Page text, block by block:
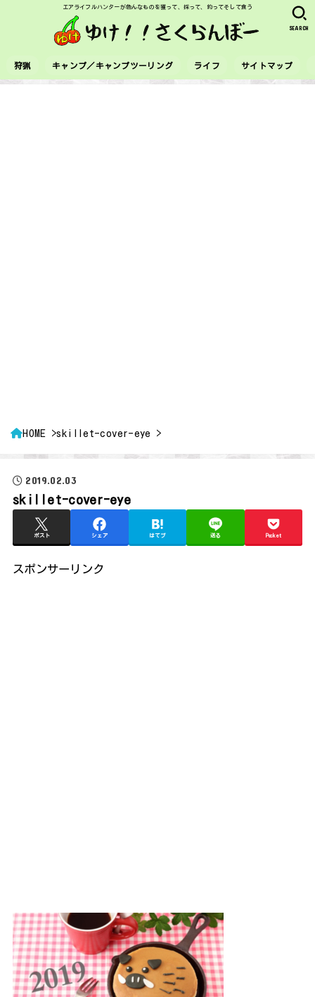
エアライフルハンターが色んなものを獲って、採って、釣ってそして食う
狩猟 キャンプ／キャンプツーリング ライフ サイトマップ
SEARCH
HOME skillet-cover-eye
2019.02.03
skillet-cover-eye
ポスト シェア はてブ 送る Pocket
スポンサーリンク